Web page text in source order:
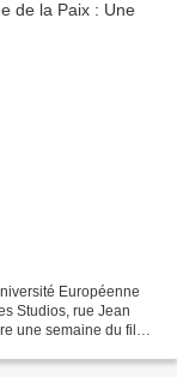
Européenne
Studios, rue Jean
une semaine du film